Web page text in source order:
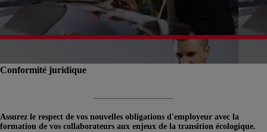
Conformité juridique
Assurez le respect de vos nouvelles obligations d'employeur avec la
formation de vos collaborateurs aux enjeux de la transition écologique.